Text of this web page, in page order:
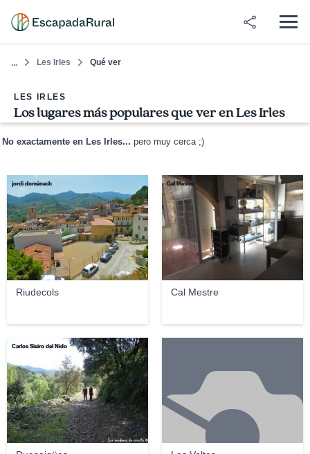
... Les Irles Qué ver
LES IRLES
Los lugares más populares que ver en Les Irles
No exactamente en Les Irles... pero muy cerca ;)
Riudecols
jordi domènech
Cal Mestre
Cal Mestre
Carlos Sieiro del Nido